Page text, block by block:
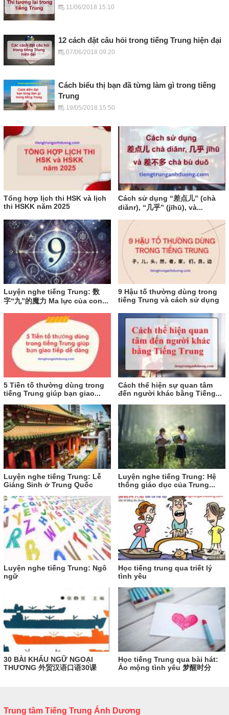
11/06/2018 15:10
12 cách đặt câu hỏi trong tiếng Trung hiện đại
07/06/2018 09:20
Cách biểu thị bạn đã từng làm gì trong tiếng
Trung
19/05/2018 15:50
Tổng hợp lịch thi HSK và lịch
thi HSKK năm 2025
Cách sử dụng “差点儿” (chà
diǎnr), “几乎” (jīhū), và...
Luyện nghe tiếng Trung: 数
字“九”的魔力 Ma lực của con...
9 Hậu tố thường dùng trong
tiếng Trung và cách sử dụng
5 Tiền tố thường dùng trong
tiếng Trung giúp bạn giao...
Cách thể hiện sự quan tâm
đến người khác bằng Tiếng...
Luyện nghe tiếng Trung: Lễ
Giáng Sinh ở Trung Quốc
Luyện nghe tiếng Trung: Hệ
thống giáo dục của Trung...
Luyện nghe tiếng Trung: Ngô
ngữ
Học tiếng trung qua triết lý
tình yêu
30 BÀI KHẨU NGỮ NGOẠI
THƯƠNG 外贸汉语口语30课
Học tiếng Trung qua bài hát:
Ảo mộng tình yêu 梦醒时分
Trung tâm Tiếng Trung Ánh Dương